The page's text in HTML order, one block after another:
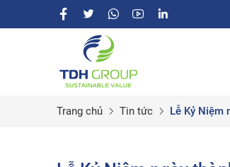
Trang chủ Tin tức Lễ Kỷ Niệm